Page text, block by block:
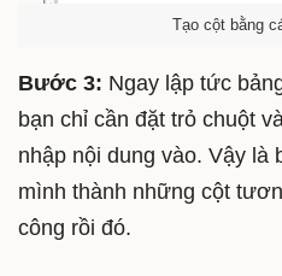
Tạo cột bằng
Bước 3: Ngay lập tức
bạn chỉ cần đặt trỏ chuột
nhập nội dung vào. Vậy là
mình thành những cột
công rồi đó.